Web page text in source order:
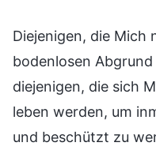
Diejenigen, die Mich
bodenlosen
diejenigen, die sich
leben werden, um
und beschützt zu